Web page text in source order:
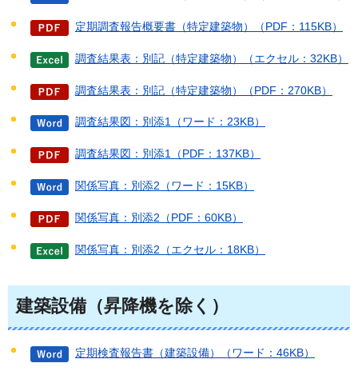
定期調査報告概要書（特定建築物）（PDF：115KB）
調査結果表：別記（特定建築物）（エクセル：32KB）
調査結果表：別記（特定建築物）（PDF：270KB）
調査結果図：別添1（ワード：23KB）
調査結果図：別添1（PDF：137KB）
関係写真：別添2（ワード：15KB）
関係写真：別添2（PDF：60KB）
関係写真：別添2（エクセル：18KB）
建築設備（昇降機を除く）
定期検査報告書（建築設備）（ワード：46KB）